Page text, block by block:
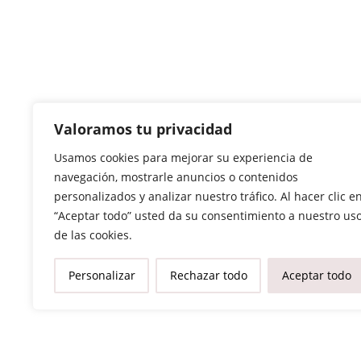
Valoramos tu privacidad
Usamos cookies para mejorar su experiencia de
navegación, mostrarle anuncios o contenidos
personalizados y analizar nuestro tráfico. Al hacer clic
“Aceptar todo” usted da su consentimiento a nuestro
de las cookies.
Personalizar Rechazar todo Aceptar todo